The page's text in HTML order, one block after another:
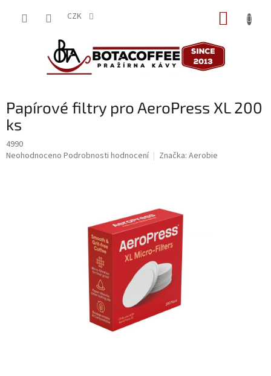
CZK
Papírové filtry pro AeroPress XL 200
ks
4990
Průměrné
Neohodnoceno Podrobnosti hodnocení Značka: Aerobie